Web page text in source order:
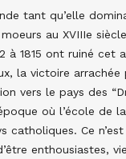
tant qu’elle
au XVIIIe
à 1815 ont ruiné cet
la victoire
vers le pays des
où l’école de
Ce
enthousiastes,